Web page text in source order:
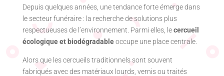
Depuis quelques années, une tendance forte émerge dans
le secteur funéraire : la recherche de solutions plus
respectueuses de l’environnement. Parmi elles, lecercueil
écologique et biodégradableoccupe une place centrale.
Alors que les cercueils traditionnels sont souvent
fabriqués avec des matériaux lourds, vernis ou traités